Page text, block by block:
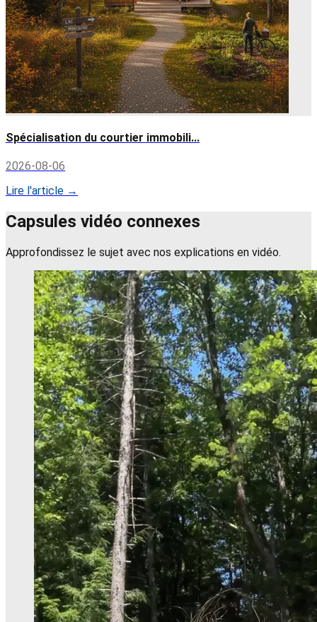
Spécialisation du courtier immobili...
2026-08-06
Lire l'article →
Capsules vidéo connexes
Approfondissez le sujet avec nos explications en vidéo.